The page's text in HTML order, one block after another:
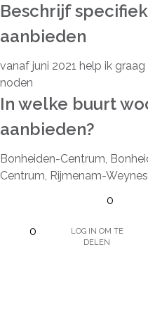
Beschrijf
aanbieden
vanaf juni 2021 help ik
noden
In welke buurt
aanbieden?
Bonheiden-Centrum,
Centrum, Rijmenam-
0
0
Log in om te
delen